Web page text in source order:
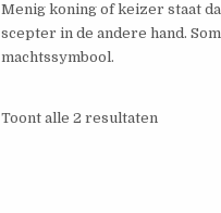
Menig koning of keizer staat
scepter in de andere hand.
machtssymbool.
Toont alle 2 resultaten